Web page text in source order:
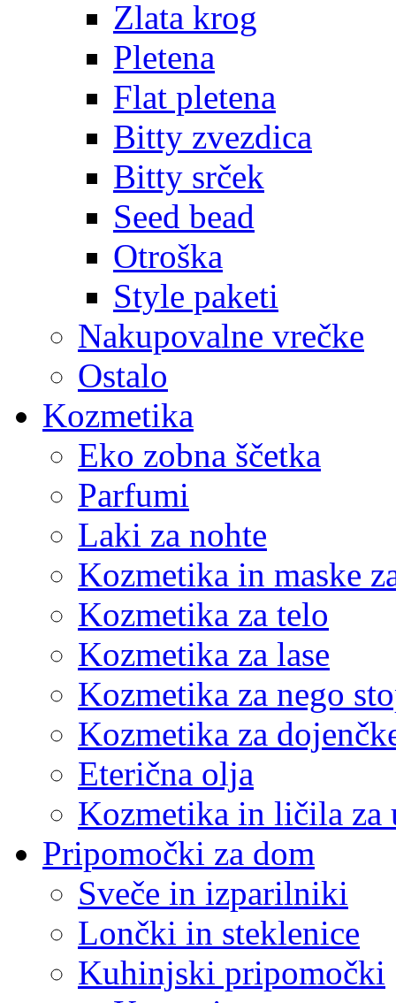
Zlata krog
Pletena
Flat pletena
Bitty zvezdica
Bitty srček
Seed bead
Otroška
Style paketi
Nakupovalne vrečke
Ostalo
Kozmetika
Eko zobna ščetka
Parfumi
Laki za nohte
Kozmetika in maske
Kozmetika za telo
Kozmetika za lase
Kozmetika za nego
Kozmetika za
Eterična olja
Kozmetika in ličila za
Pripomočki za dom
Sveče in izparilniki
Lončki in steklenice
Kuhinjski pripomočki